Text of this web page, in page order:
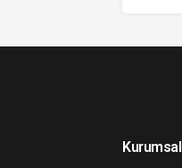
Kurumsal